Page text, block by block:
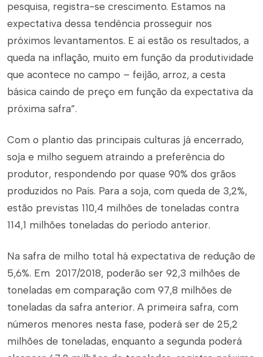
pesquisa, registra-se crescimento. Estamos na
expectativa dessa tendência prosseguir nos
próximos levantamentos. E aí estão os resultados, a
queda na inflação, muito em função da produtividade
que acontece no campo – feijão, arroz, a cesta
básica caindo de preço em função da expectativa da
próxima safra”.
Com o plantio das principais culturas já encerrado,
soja e milho seguem atraindo a preferência do
produtor, respondendo por quase 90% dos grãos
produzidos no País. Para a soja, com queda de 3,2%,
estão previstas 110,4 milhões de toneladas contra
114,1 milhões toneladas do período anterior.
Na safra de milho total há expectativa de redução de
5,6%. Em 2017/2018, poderão ser 92,3 milhões de
toneladas em comparação com 97,8 milhões de
toneladas da safra anterior. A primeira safra, com
números menores nesta fase, poderá ser de 25,2
milhões de toneladas, enquanto a segunda poderá